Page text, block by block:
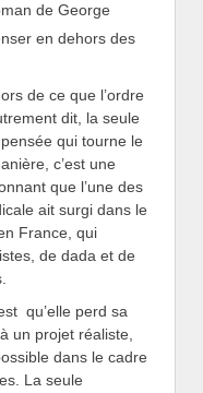
de George
en dehors des
de ce que l’ordre
dit, la seule
qui tourne le
c’est une
que l’une des
ait surgi dans le
France, qui
de dada et de
qu’elle perd sa
un projet réaliste,
dans le cadre
La seule